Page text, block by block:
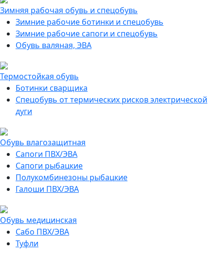
Зимняя рабочая обувь и спецобувь
Зимние рабочие ботинки и спецобувь
Зимние рабочие сапоги и спецобувь
Обувь валяная, ЭВА
Термостойкая обувь
Ботинки сварщика
Спецобувь от термических рисков электрической
дуги
Обувь влагозащитная
Сапоги ПВХ/ЭВА
Сапоги рыбацкие
Полукомбинезоны рыбацкие
Галоши ПВХ/ЭВА
Обувь медицинская
Сабо ПВХ/ЭВА
Туфли